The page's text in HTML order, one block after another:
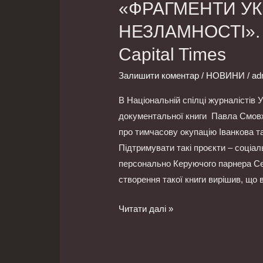
«ФРАГМЕНТИ
НЕЗЛАМНОСТІ».
Capital Times
Залишити коментар / НОВИНИ /
В Національній спілці
документальної книги Павла
про тимчасову окупацію Іванкова та
Підтримувати такі проєкти –
персонально Керуючого парнера
створення такої книги вирішив,
Читати далі »